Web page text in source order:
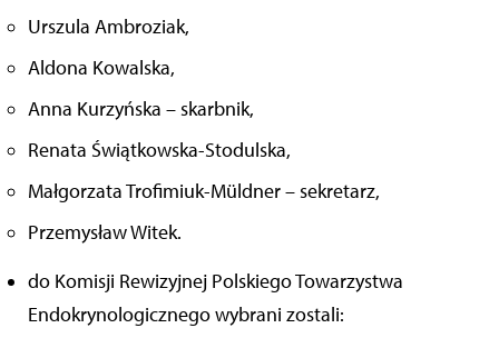
Urszula Ambroziak,
Aldona Kowalska,
Anna Kurzyńska – skarbnik,
Renata Świątkowska-Stodulska,
Małgorzata Trofimiuk-Müldner – sekretarz,
Przemysław Witek.
do Komisji Rewizyjnej Polskiego Towarzystwa
Endokrynologicznego wybrani zostali: